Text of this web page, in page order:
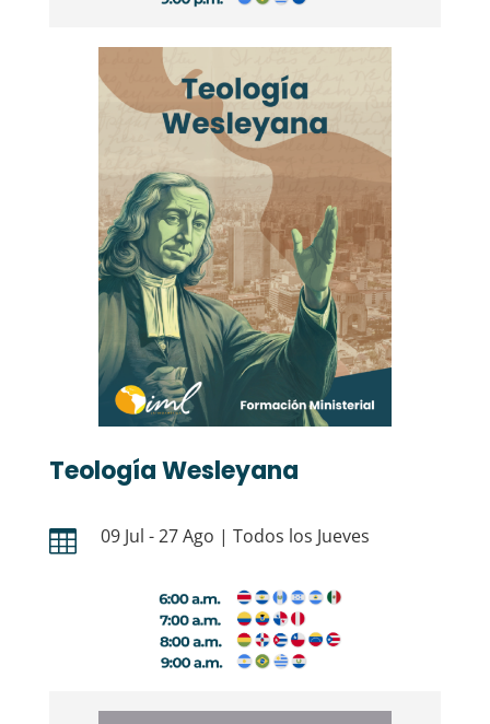
Teología Wesleyana
 09 Jul - 27 Ago | Todos los Jueves